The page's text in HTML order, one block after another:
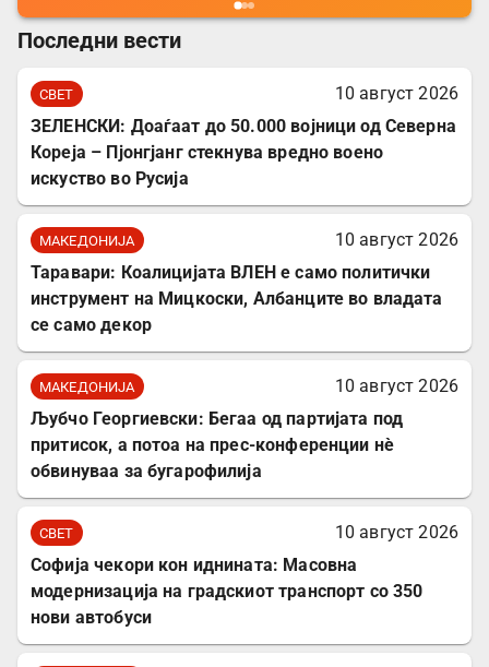
Последни вести
СВЕТ
10 август 2026
ЗЕЛЕНСКИ: Доаѓаат до 50.000 војници од Северна
Кореја – Пјонгјанг стекнува вредно воено
искуство во Русија
МАКЕДОНИЈА
10 август 2026
Таравари: Коалицијата ВЛЕН е само политички
инструмент на Мицкоски, Албанците во владата
се само декор
МАКЕДОНИЈА
10 август 2026
Љубчо Георгиевски: Бегаа од партијата под
притисок, а потоа на прес-конференции нè
обвинуваа за бугарофилија
СВЕТ
10 август 2026
Софија чекори кон иднината: Масовна
модернизација на градскиот транспорт со 350
нови автобуси